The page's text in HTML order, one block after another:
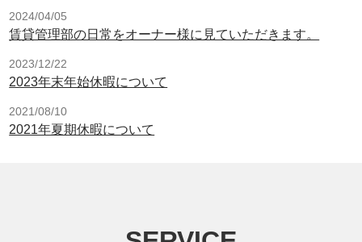
2024/04/05
賃貸管理部の日常をオーナー様に見ていただきます。
2023/12/22
2023年末年始休暇について
2021/08/10
2021年夏期休暇について